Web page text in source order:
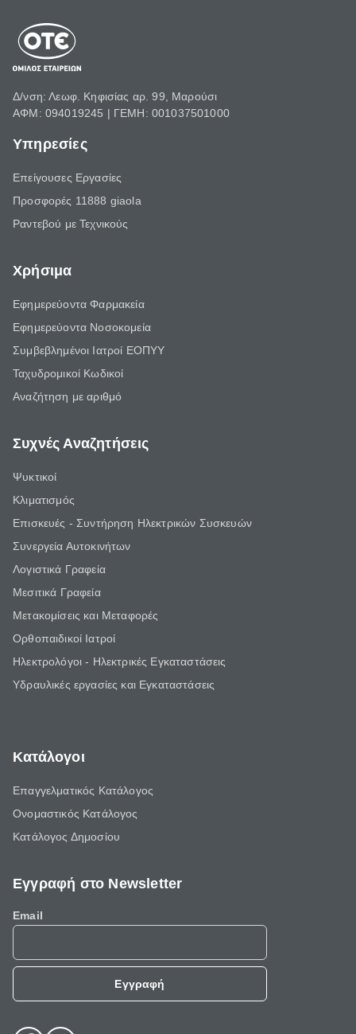
Δ/νση: Λεωφ. Κηφισίας αρ. 99, Μαρούσι
ΑΦΜ: 094019245 | ΓΕΜΗ: 001037501000
Υπηρεσίες
Επείγουσες Εργασίες
Προσφορές 11888 giaola
Ραντεβού με Τεχνικούς
Χρήσιμα
Εφημερεύοντα Φαρμακεία
Εφημερεύοντα Νοσοκομεία
Συμβεβλημένοι Ιατροί ΕΟΠΥΥ
Ταχυδρομικοί Κωδικοί
Αναζήτηση με αριθμό
Συχνές Αναζητήσεις
Ψυκτικοί
Κλιματισμός
Επισκευές - Συντήρηση Ηλεκτρικών Συσκευών
Συνεργεία Αυτοκινήτων
Λογιστικά Γραφεία
Μεσιτικά Γραφεία
Μετακομίσεις και Μεταφορές
Ορθοπαιδικοί Ιατροί
Ηλεκτρολόγοι - Ηλεκτρικές Εγκαταστάσεις
Υδραυλικές εργασίες και Εγκαταστάσεις
Κατάλογοι
Επαγγελματικός Κατάλογος
Ονομαστικός Κατάλογος
Κατάλογος Δημοσίου
Εγγραφή στο Newsletter
Email
Εγγραφή